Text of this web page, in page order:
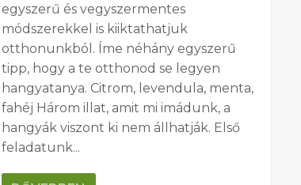
egyszerű és vegyszermentes
módszerekkel is kiiktathatjuk
otthonunkból. Íme néhány egyszerű
tipp, hogy a te otthonod se legyen
hangyatanya. Citrom, levendula, menta,
fahéj Három illat, amit mi imádunk, a
hangyák viszont ki nem állhatják. Első
feladatunk...